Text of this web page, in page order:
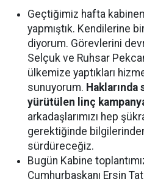
Geçtiğimiz hafta
yapmıştık. Kendilerine
diyorum. Görevlerini
Selçuk ve Ruhsar
ülkemize yaptıkları
sunuyorum. Haklarında
yürütülen linç
arkadaşlarımızı hep
gerektiğinde
sürdüreceğiz.
Bugün Kabine
Cumhurbaşkanı Ersin